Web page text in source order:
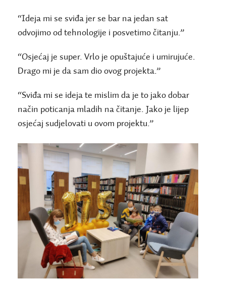
“Ideja mi se sviđa jer se bar na jedan sat
odvojimo od tehnologije i posvetimo čitanju.”
“Osjećaj je super. Vrlo je opuštajuće i umirujuće.
Drago mi je da sam dio ovog projekta.”
“Sviđa mi se ideja te mislim da je to jako dobar
način poticanja mladih na čitanje. Jako je lijep
osjećaj sudjelovati u ovom projektu.”